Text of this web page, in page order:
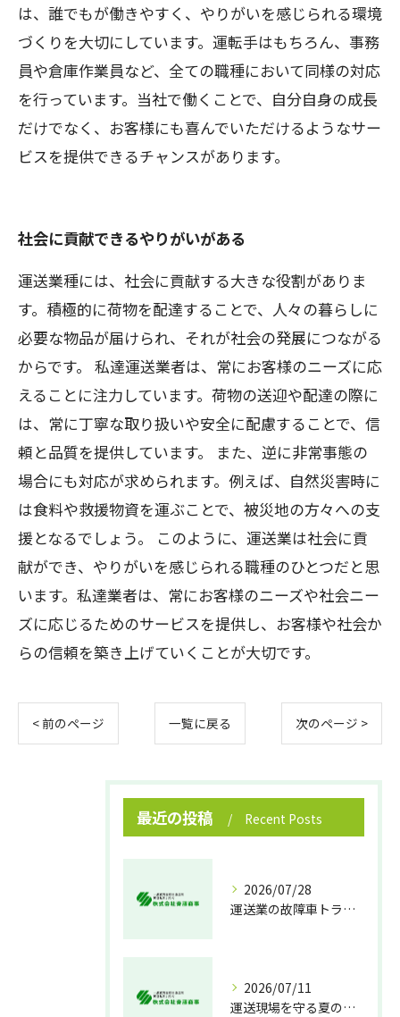
は、誰でもが働きやすく、やりがいを感じられる環境
づくりを大切にしています。運転手はもちろん、事務
員や倉庫作業員など、全ての職種において同様の対応
を行っています。当社で働くことで、自分自身の成長
だけでなく、お客様にも喜んでいただけるようなサー
ビスを提供できるチャンスがあります。
社会に貢献できるやりがいがある
運送業種には、社会に貢献する大きな役割がありま
す。積極的に荷物を配達することで、人々の暮らしに
必要な物品が届けられ、それが社会の発展につながる
からです。 私達運送業者は、常にお客様のニーズに応
えることに注力しています。荷物の送迎や配達の際に
は、常に丁寧な取り扱いや安全に配慮することで、信
頼と品質を提供しています。 また、逆に非常事態の
場合にも対応が求められます。例えば、自然災害時に
は食料や救援物資を運ぶことで、被災地の方々への支
援となるでしょう。 このように、運送業は社会に貢
献ができ、やりがいを感じられる職種のひとつだと思
います。私達業者は、常にお客様のニーズや社会ニー
ズに応じるためのサービスを提供し、お客様や社会か
らの信頼を築き上げていくことが大切です。
< 前のページ 一覧に戻る 次のページ >
最近の投稿 Recent Posts
2026/07/28
運送業の故障車トラブル即時対処法
2026/07/11
運送現場を守る夏の熱中症対策